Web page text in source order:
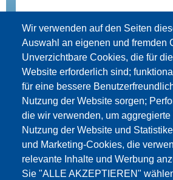
Wir verwenden auf den Seiten
Auswahl an eigenen und fremden
Unverzichtbare Cookies, die für
Website erforderlich sind;
für eine bessere
Nutzung der Website sorgen;
die wir verwenden, um
Nutzung der Website und
und Marketing-Cookies, die
relevante Inhalte und Werbung
Sie "ALLE AKZEPTIEREN"